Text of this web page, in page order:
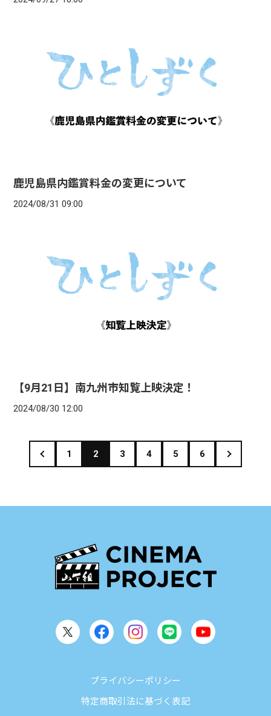
鹿児島県内鑑賞料金の変更について
2024/08/31 09:00
【9月21日】南九州市知覧上映決定！
2024/08/30 12:00
1 2 3 4 5 6
プライバシーポリシー
特定商取引法に基づく表記